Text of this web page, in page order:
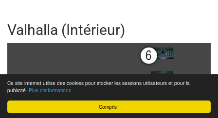
Compris !
Ce site internet utilise des cookies pour stocker les sessions utilisateurs et pour la
publicité. Plus d'informations
Valhalla (Intérieur)